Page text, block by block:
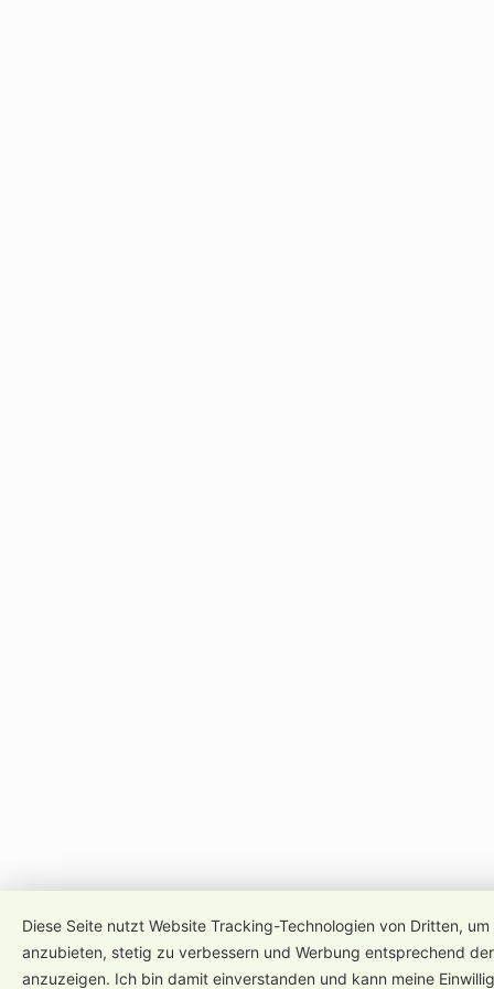
Diese Seite nutzt Website Tracking-Technologien von Dritten, um
anzubieten, stetig zu verbessern und Werbung entsprechend
anzuzeigen. Ich bin damit einverstanden und kann meine